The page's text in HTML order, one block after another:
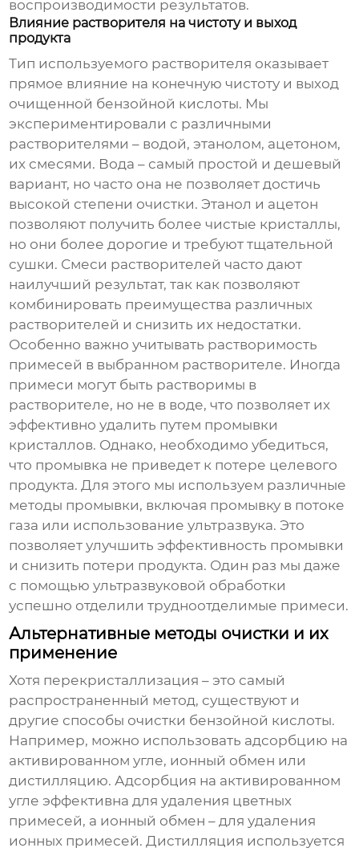
воспроизводимости результатов.
Влияние растворителя на чистоту и выход
продукта
Тип используемого растворителя оказывает
прямое влияние на конечную чистоту и выход
очищенной бензойной кислоты. Мы
экспериментировали с различными
растворителями – водой, этанолом, ацетоном,
их смесями. Вода – самый простой и дешевый
вариант, но часто она не позволяет достичь
высокой степени очистки. Этанол и ацетон
позволяют получить более чистые кристаллы,
но они более дорогие и требуют тщательной
сушки. Смеси растворителей часто дают
наилучший результат, так как позволяют
комбинировать преимущества различных
растворителей и снизить их недостатки.
Особенно важно учитывать растворимость
примесей в выбранном растворителе. Иногда
примеси могут быть растворимы в
растворителе, но не в воде, что позволяет их
эффективно удалить путем промывки
кристаллов. Однако, необходимо убедиться,
что промывка не приведет к потере целевого
продукта. Для этого мы используем различные
методы промывки, включая промывку в потоке
газа или использование ультразвука. Это
позволяет улучшить эффективность промывки
и снизить потери продукта. Один раз мы даже
с помощью ультразвуковой обработки
успешно отделили трудноотделимые примеси.
Альтернативные методы очистки и их
применение
Хотя перекристаллизация – это самый
распространенный метод, существуют и
другие способы очистки бензойной кислоты.
Например, можно использовать адсорбцию на
активированном угле, ионный обмен или
дистилляцию. Адсорбция на активированном
угле эффективна для удаления цветных
примесей, а ионный обмен – для удаления
ионных примесей. Дистилляция используется